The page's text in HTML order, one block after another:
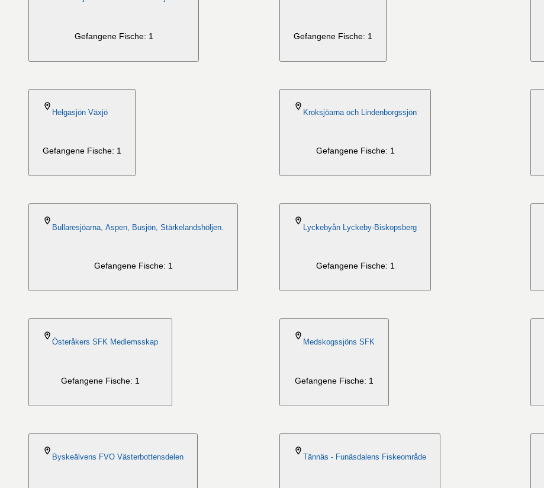
Gefangene Fische: 1 Gefangene Fische: 1
Helgasjön Växjö
Gefangene Fische: 1
Kroksjöarna och Lindenborgssjön
Gefangene Fische: 1
Bullaresjöarna, Aspen, Busjön, Stärkelandshöljen.
Gefangene Fische: 1
Lyckebyån Lyckeby-Biskopsberg
Gefangene Fische: 1
Österåkers SFK Medlemsskap
Gefangene Fische: 1
Medskogssjöns SFK
Gefangene Fische: 1
Byskeälvens FVO Västerbottensdelen Tännäs - Funäsdalens Fiskeområde